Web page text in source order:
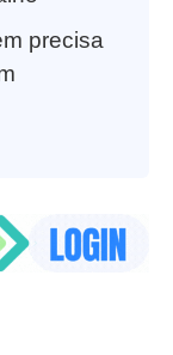
precisa